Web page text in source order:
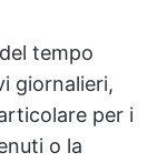
tempo
giornalieri,
per i
o la